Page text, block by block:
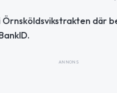
där
ANNONS